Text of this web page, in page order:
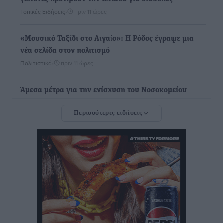
Τοπικές Ειδήσεις πριν 11 ώρες
«Μουσικό Ταξίδι στο Αιγαίο»: Η Ρόδος έγραψε μια
νέα σελίδα στον πολιτισμό
Πολιτιστικά πριν 11 ώρες
Άμεσα μέτρα για την ενίσχυση του Νοσοκομείου
ανακοίνωσε ο Άδωνις Γεωργιάδης
Iατρικός Σύλλογος Ροδου προς Α. Γεωργιάδη:
Στρατηγικές Προτάσεις για την Ενίσχυση της
Δημόσιας Υγείας στη Νησιωτική Ελλάδα και στα
Νοσοκομεία της Γ΄ Ζώνης
Τοπικές Ειδήσεις• πριν 12 ώρες
Περισσότερες ειδήσεις